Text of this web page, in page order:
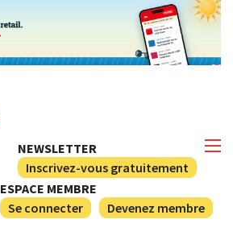
NEWSLETTER
Inscrivez-vous gratuitement
ESPACE MEMBRE
Se connecter
Devenez membre